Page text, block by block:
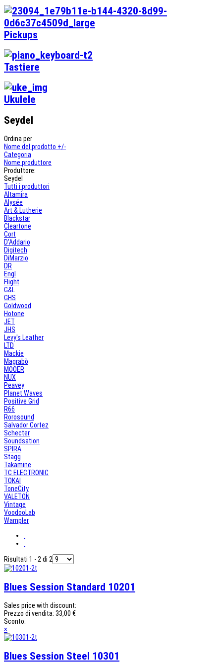
Pickups
Tastiere
Ukulele
Seydel
Ordina per
Nome del prodotto +/-
Categoria
Nome produttore
Produttore:
Seydel
Tutti i produttori
Altamira
Alysée
Art & Lutherie
Blackstar
Cleartone
Cort
D'Addario
Digitech
DiMarzio
DR
Engl
Flight
G&L
GHS
Goldwood
Hotone
JET
JHS
Levy's Leather
LTD
Mackie
Magrabò
MOOER
NUX
Peavey
Planet Waves
Positive Grid
R66
Rorosound
Salvador Cortez
Schecter
Soundsation
SPIRA
Stagg
Takamine
TC ELECTRONIC
TOKAI
ToneCity
VALETON
Vintage
VoodooLab
Wampler
Risultati 1 - 2 di 2
Blues Session Standard 10201
Sales price with discount:
Prezzo di vendita: 33,00 €
Sconto:
×
Blues Session Steel 10301